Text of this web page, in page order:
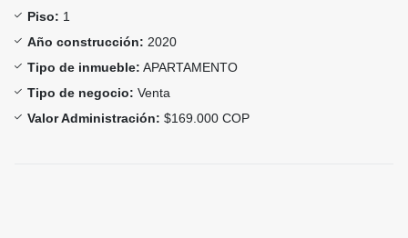
Piso: 1
Año construcción: 2020
Tipo de inmueble: APARTAMENTO
Tipo de negocio: Venta
Valor Administración: $169.000 COP